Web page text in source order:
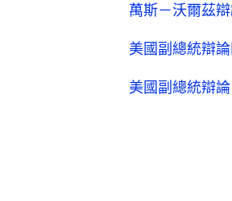
萬斯－沃爾茲
美國副總統辯
美國副總統辯